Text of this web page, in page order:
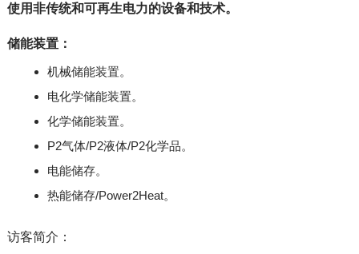
使用非传统和可再生电力的设备和技术。
储能装置：
机械储能装置。
电化学储能装置。
化学储能装置。
P2气体/P2液体/P2化学品。
电能储存。
热能储存/Power2Heat。
访客简介：